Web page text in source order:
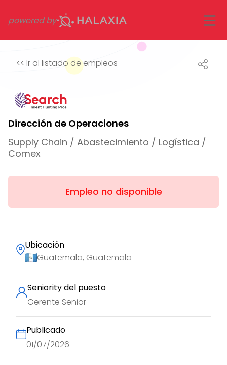
powered by
<< Ir al listado de empleos
Dirección de Operaciones
Supply Chain / Abastecimiento / Logística /
Comex
Empleo no disponible
Ubicación
Guatemala, Guatemala
Seniority del puesto
Gerente Senior
Publicado
01/07/2026